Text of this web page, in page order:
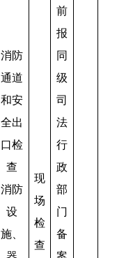
消防
通道
和安
全出
口检
查
消防
设
施、
现
场
检
查
前
报
同
级
司
法
行
政
部
门
备